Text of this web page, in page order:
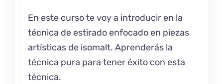
En este curso te voy a introducir en la
técnica de estirado enfocado en piezas
artísticas de isomalt. Aprenderás la
técnica pura para tener éxito con esta
técnica.